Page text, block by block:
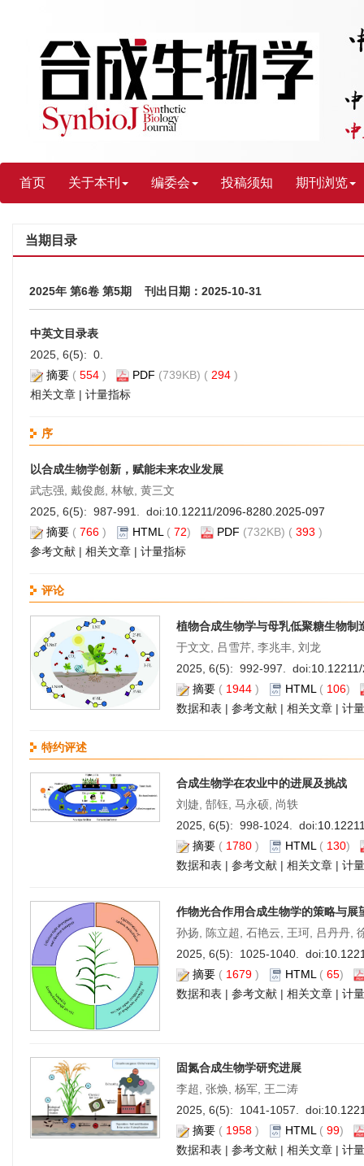
首页 关于本刊 编委会 投稿须知 期刊浏览
当期目录
2025年 第6卷 第5期 刊出日期：2025-10-31
中英文目录表
2025, 6(5): 0.
摘要 ( 554 ) PDF (739KB) ( 294 )
相关文章 | 计量指标
序
以合成生物学创新，赋能未来农业发展
武志强, 戴俊彪, 林敏, 黄三文
2025, 6(5): 987-991. doi:10.12211/2096-8280.2025-097
摘要 ( 766 ) HTML ( 72) PDF (732KB) ( 393 )
参考文献 | 相关文章 | 计量指标
评论
植物合成生物学与母乳低聚糖生物制
于文文, 吕雪芹, 李兆丰, 刘龙
2025, 6(5): 992-997. doi:
摘要 ( 1944 ) HTML ( 106)
数据和表 | 参考文献 | 相关文章 | 计
特约评述
合成生物学在农业中的进展及挑战
刘婕, 郜钰, 马永硕, 尚轶
2025, 6(5): 998-1024. doi:
摘要 ( 1780 ) HTML ( 130)
数据和表 | 参考文献 | 相关文章 | 计
作物光合作用合成生物学的策略与展
孙扬, 陈立超, 石艳云, 王珂, 吕丹丹,
2025, 6(5): 1025-1040. doi:
摘要 ( 1679 ) HTML ( 65)
数据和表 | 参考文献 | 相关文章 | 计
固氮合成生物学研究进展
李超, 张焕, 杨军, 王二涛
2025, 6(5): 1041-1057. doi:
摘要 ( 1958 ) HTML ( 99)
数据和表 | 参考文献 | 相关文章 | 计